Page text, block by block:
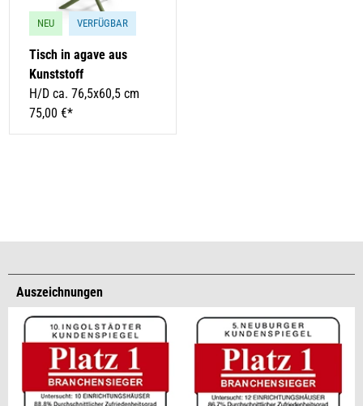
NEU VERFÜGBAR
Tisch in agave aus
Kunststoff
H/D ca. 76,5x60,5 cm
75,00 €*
Auszeichnungen